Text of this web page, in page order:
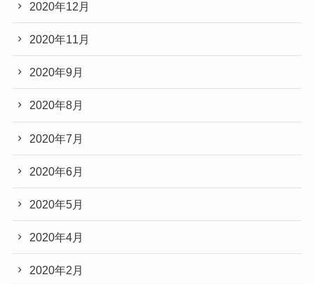
2020年12月
2020年11月
2020年9月
2020年8月
2020年7月
2020年6月
2020年5月
2020年4月
2020年2月